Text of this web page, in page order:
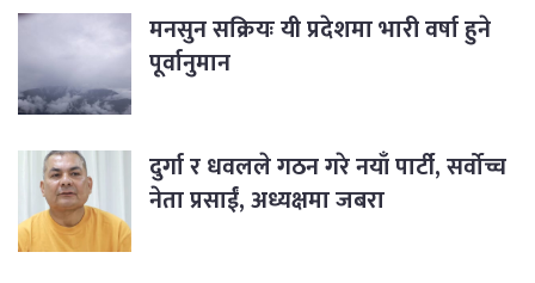
मनसुन सक्रियः यी प्रदेशमा भारी वर्षा हुने
पूर्वानुमान
दुर्गा र धवलले गठन गरे नयाँ पार्टी, सर्वोच्च
नेता प्रसाईं, अध्यक्षमा जबरा